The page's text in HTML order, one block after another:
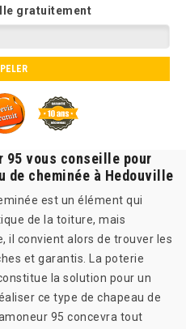
gratuitement
95 vous conseille pour
de cheminée à Hedouville
est un élément qui
de la toiture, mais
il convient alors de trouver les
et garantis. La poterie
la solution pour un
ce type de chapeau de
95 concevra tout